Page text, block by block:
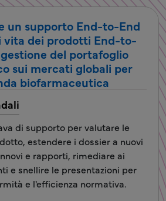
un supporto End-to-End
vita dei prodotti End-to-
del portafoglio
sui mercati globali per
biofarmaceutica
di supporto per valutare le
estendere i dossier a nuovi
e rapporti, rimediare ai
e snellire le presentazioni per
e l'efficienza normativa.